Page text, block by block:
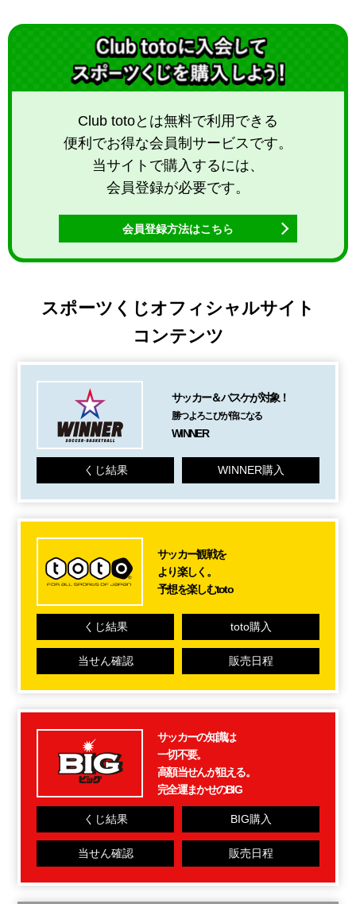
Club totoとは無料で利用できる
便利でお得な会員制サービスです。
当サイトで購入するには、
会員登録が必要です。
会員登録方法はこちら
スポーツくじオフィシャルサイト
コンテンツ
サッカー＆バスケが対象！
勝つよろこびが倍になる
WINNER
くじ結果 WINNER購入
サッカー観戦を
より楽しく。
予想を楽しむtoto
くじ結果 toto購入
当せん確認 販売日程
サッカーの知識は
一切不要。
高額当せんが狙える。
完全運まかせのBIG
くじ結果 BIG購入
当せん確認 販売日程